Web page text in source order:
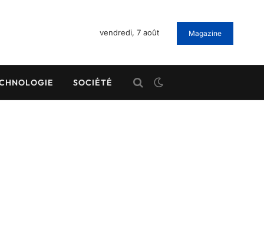
vendredi, 7 août Magazine
SOCIÉTÉ